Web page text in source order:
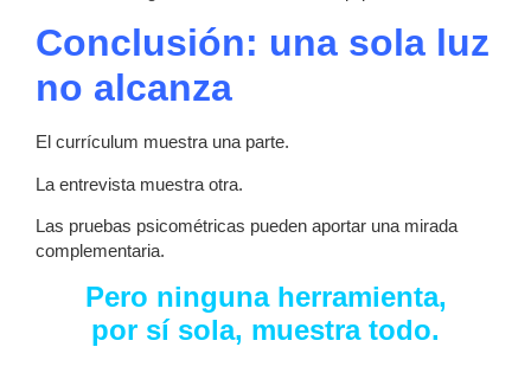
Conclusión: una sola luz
no alcanza
El currículum muestra una parte.
La entrevista muestra otra.
Las pruebas psicométricas pueden aportar una mirada
complementaria.
Pero ninguna herramienta,
por sí sola, muestra todo.